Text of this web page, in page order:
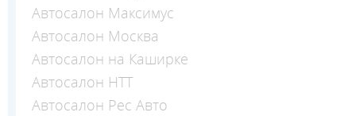
Автосалон Максимус
Автосалон Москва
Автосалон на Каширке
Автосалон НТТ
Автосалон Рес Авто